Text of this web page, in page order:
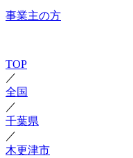
事業主の方
TOP
／
全国
／
千葉県
／
木更津市